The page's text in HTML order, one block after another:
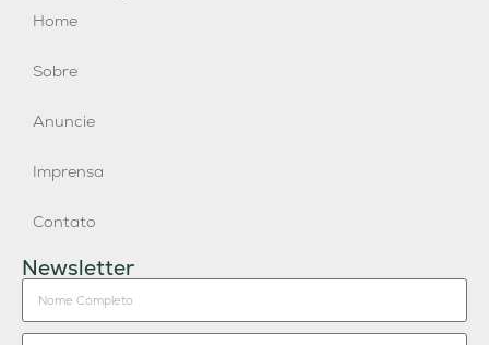
Home
Sobre
Anuncie
Imprensa
Contato
Newsletter